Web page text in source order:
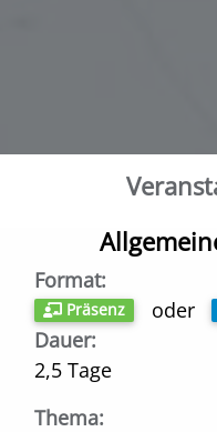
Format:
Präsenz oder
Dauer:
2,5 Tage
Thema: